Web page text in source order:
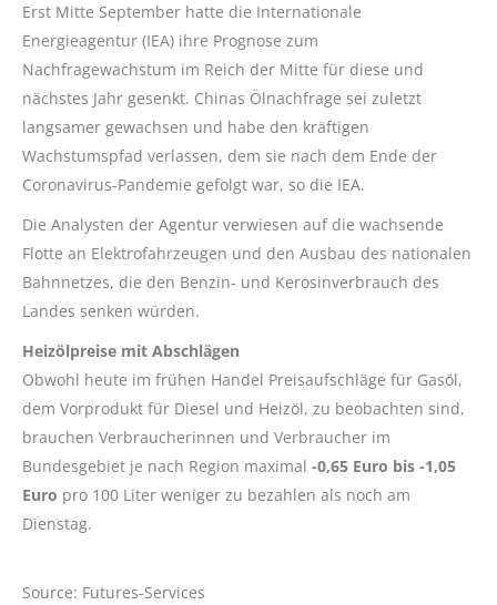
Erst Mitte September hatte die Internationale
Energieagentur (IEA) ihre Prognose zum
Nachfragewachstum im Reich der Mitte für diese und
nächstes Jahr gesenkt. Chinas Ölnachfrage sei zuletzt
langsamer gewachsen und habe den kräftigen
Wachstumspfad verlassen, dem sie nach dem Ende der
Coronavirus-Pandemie gefolgt war, so die IEA.
Die Analysten der Agentur verwiesen auf die wachsende
Flotte an Elektrofahrzeugen und den Ausbau des nationalen
Bahnnetzes, die den Benzin- und Kerosinverbrauch des
Landes senken würden.
Heizölpreise mit Abschlägen
Obwohl heute im frühen Handel Preisaufschläge für Gasöl,
dem Vorprodukt für Diesel und Heizöl, zu beobachten sind,
brauchen Verbraucherinnen und Verbraucher im
Bundesgebiet je nach Region maximal -0,65 Euro bis -1,05
Euro pro 100 Liter weniger zu bezahlen als noch am
Dienstag.
Source: Futures-Services